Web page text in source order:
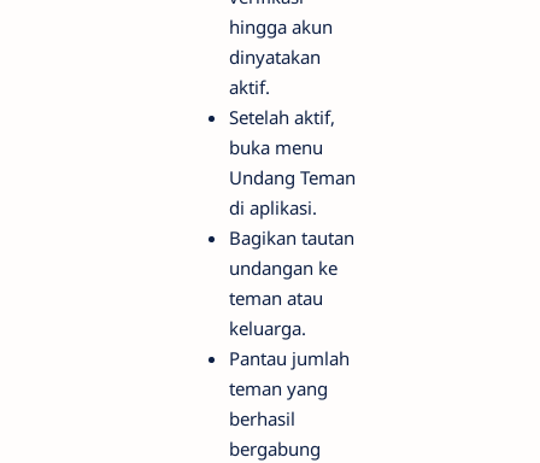
hingga akun
dinyatakan
aktif.
Setelah aktif,
buka menu
Undang Teman
di aplikasi.
Bagikan tautan
undangan ke
teman atau
keluarga.
Pantau jumlah
teman yang
berhasil
bergabung